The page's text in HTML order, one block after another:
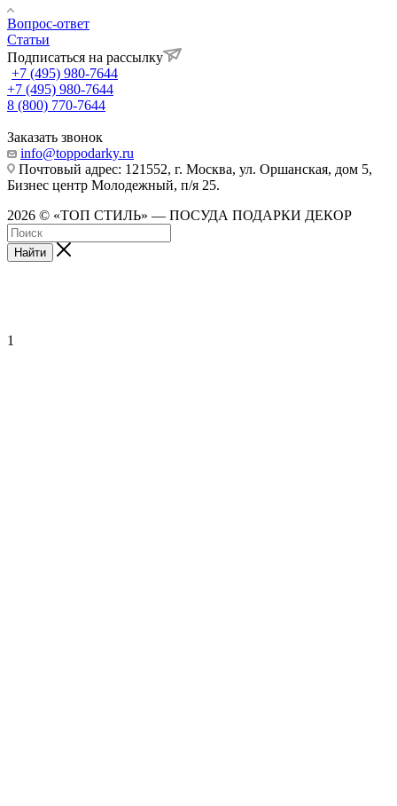
Вопрос-ответ
Статьи
Подписаться на рассылку
+7 (495) 980-7644
+7 (495) 980-7644
8 (800) 770-7644
Заказать звонок
info@toppodarky.ru
Почтовый адрес: 121552, г. Москва, ул. Оршанская, дом 5,
Бизнес центр Молодежный, п/я 25.
2026 © «ТОП СТИЛЬ» — ПОСУДА ПОДАРКИ ДЕКОР
Найти
1